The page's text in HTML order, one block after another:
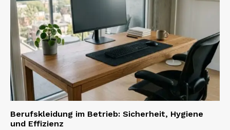
Berufskleidung im Betrieb: Sicherheit, Hygiene
und Effizienz